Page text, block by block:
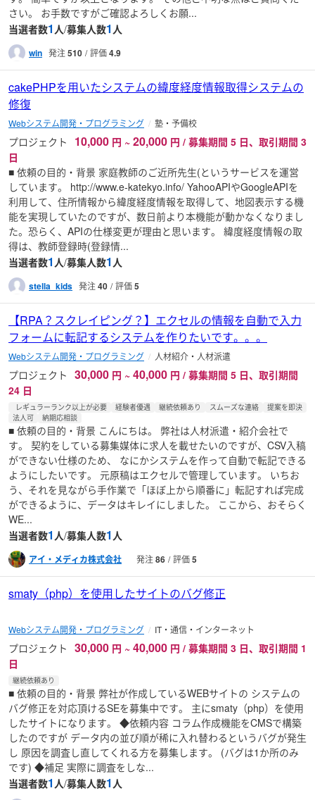
さい。 お手数ですがご確認よろしくお願...
当選者数1 人/募集人数1 人
win 発注510 評価4.9
cakePHPを用いたシステムの緯度経度情報取得システムの
修復
Webシステム開発・プログラミング 塾・予備校
プロジェクト 10,000 円 ~ 20,000 円 / 募集期間 5 日、取引期間 3
日
■ 依頼の目的・背景 家庭教師のご近所先生(というサービスを運営
しています。 http://www.e-katekyo.info/ YahooAPIやGoogleAPIを
利用して、住所情報から緯度経度情報を取得して、地図表示する機
能を実現していたのですが、数日前より本機能が動かなくなりまし
た。恐らく、APIの仕様変更が理由と思います。 緯度経度情報の取
得は、教師登録時(登録情...
当選者数1 人/募集人数1 人
stella_kids 発注40 評価5
【RPA？スクレイピング？】エクセルの情報を自動で入力
フォームに転記するシステムを作りたいです。。。
Webシステム開発・プログラミング 人材紹介・人材派遣
プロジェクト 30,000 円 ~ 40,000 円 / 募集期間 5 日、取引期間
24 日
レギュラーランク以上が必要 経験者優遇 継続依頼あり スムーズな連絡
提案を即決
法人可
納期応相談
■ 依頼の目的・背景 こんにちは。 弊社は人材派遣・紹介会社で
す。 契約をしている募集媒体に求人を載せたいのですが、CSV入稿
ができない仕様のため、 なにかシステムを作って自動で転記できる
ようにしたいです。 元原稿はエクセルで管理しています。 いちお
う、それを見ながら手作業で「ほぼ上から順番に」転記すれば完成
ができるように、データはキレイにしました。 ここから、おそらく
WE...
当選者数1 人/募集人数1 人
アイ・メディカ株式会社 発注86 評価5
smaty（php）を使用したサイトのバグ修正
Webシステム開発・プログラミング IT・通信・インターネット
プロジェクト 30,000 円 ~ 40,000 円 / 募集期間 3 日、取引期間 1
日
継続依頼あり
■ 依頼の目的・背景 弊社が作成しているWEBサイトの システムの
バグ修正を対応頂けるSEを募集中です。 主にsmaty（php）を使用
したサイトになります。 ◆依頼内容 コラム作成機能をCMSで構築
したのですが データ内の並び順が稀に入れ替わるというバグが発生
し 原因を調査し直してくれる方を募集します。 (バグは1か所のみ
です) ◆補足 実際に調査をしな...
当選者数1 人/募集人数1 人